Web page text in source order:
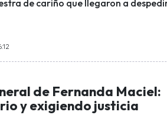
de cariño que llegaron a
de Fernanda Maciel:
y exigiendo justicia